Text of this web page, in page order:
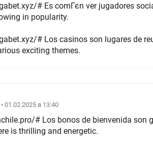
# Es comГєn ver jugadores sociales en
in popularity.
# Los casinos son lugares de reuniГіn
exciting themes.
• 01.02.2025 в 13:40
# Los bonos de bienvenida son
is thrilling and energetic.